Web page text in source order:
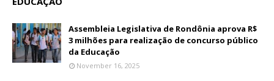
Assembleia Legislativa de Rondônia aprova R$
3 milhões para realização de concurso público
da Educação
November 16, 2025